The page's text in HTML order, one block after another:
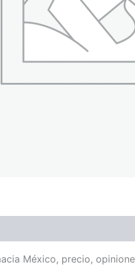
México, precio,